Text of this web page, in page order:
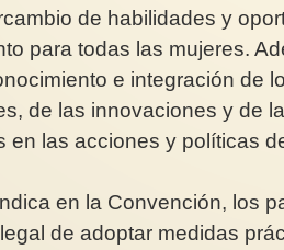
de habilidades y
para todas las mujeres.
e integración de
de las innovaciones y de
en las acciones y políticas
en la Convención, los
de adoptar medidas